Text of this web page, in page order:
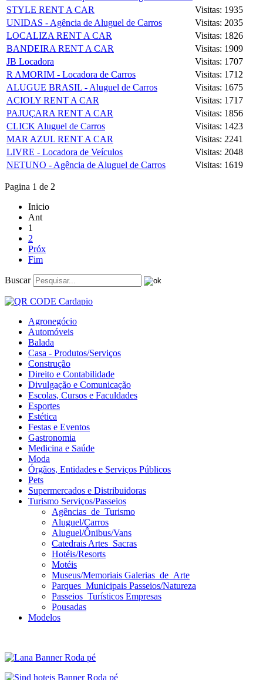
STYLE RENT A CAR
Visitas: 1935
UNIDAS - Agência de Aluguel de Carros
Visitas: 2035
LOCALIZA RENT A CAR
Visitas: 1826
BANDEIRA RENT A CAR
Visitas: 1909
JB Locadora
Visitas: 1707
R AMORIM - Locadora de Carros
Visitas: 1712
ALUGUE BRASIL - Aluguel de Carros
Visitas: 1675
ACIOLY RENT A CAR
Visitas: 1717
PAJUÇARA RENT A CAR
Visitas: 1856
CLICK Aluguel de Carros
Visitas: 1423
MAR AZUL RENT A CAR
Visitas: 2241
LIVRE - Locadora de Veículos
Visitas: 2048
NETUNO - Agência de Aluguel de Carros
Visitas: 1619
Pagina 1 de 2
Inicio
Ant
1
2
Próx
Fim
Buscar
Agronegócio
Automóveis
Balada
Casa - Produtos/Serviços
Construção
Direito e Contabilidade
Divulgação e Comunicação
Escolas, Cursos e Faculdades
Esportes
Estética
Festas e Eventos
Gastronomia
Medicina e Saúde
Moda
Órgãos, Entidades e Serviços Públicos
Pets
Supermercados e Distribuidoras
Turismo Serviços/Passeios
Agências_de_Turismo
Aluguel/Carros
Aluguel/Ônibus/Vans
Catedrais Artes_Sacras
Hotéis/Resorts
Motéis
Museus/Memoriais Galerias_de_Arte
Parques_Municipais Passeios/Natureza
Passeios_Turísticos Empresas
Pousadas
Modelos